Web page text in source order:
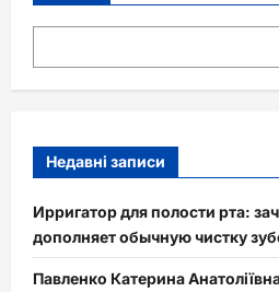
Недавні записи
Ирригатор для полости рта:
дополняет обычную чистку
Павленко Катерина